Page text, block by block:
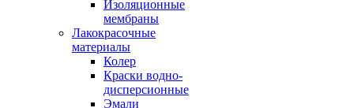
Изоляционные
мембраны
Лакокрасочные
материалы
Колер
Краски водно-
дисперсионные
Эмали